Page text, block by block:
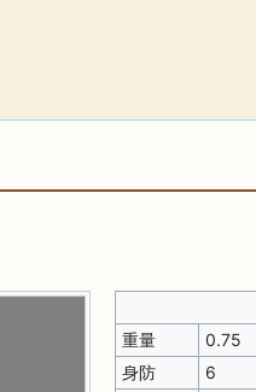
重量
0.75
身防
6